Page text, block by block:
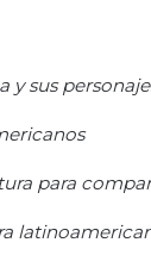
y sus
para